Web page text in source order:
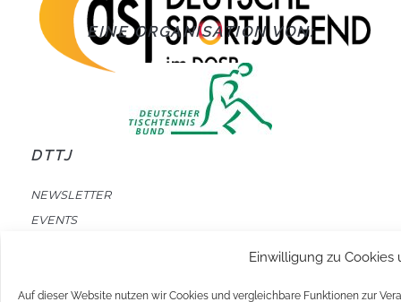
Einwilligung zu Cookies
Auf dieser Website nutzen wir Cookies und vergleichbare Funktionen zur
EINE ORGANISATION VON:
DTTJ
NEWSLETTER
EVENTS